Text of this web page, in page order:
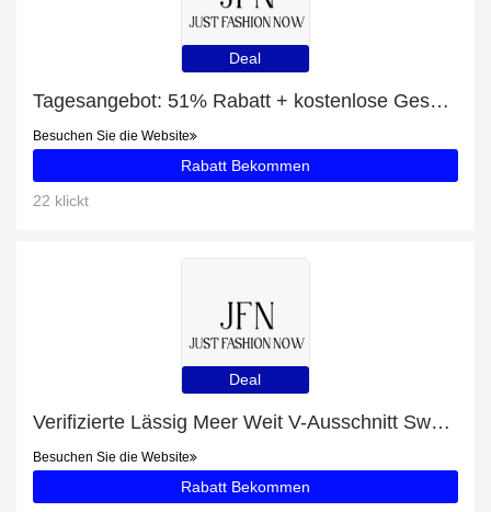
Deal
Tagesangebot: 51% Rabatt + kostenlose Geschenke und Fest Schneemann Lässig Leggings Rabatt
Besuchen Sie die Website
Rabatt Bekommen
22 klickt
Deal
Verifizierte Lässig Meer Weit V-Ausschnitt Sweatshirt-Rabatte: 25% Rabatt
Besuchen Sie die Website
Rabatt Bekommen